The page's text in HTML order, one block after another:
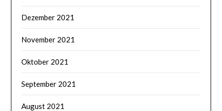
Dezember 2021
November 2021
Oktober 2021
September 2021
August 2021